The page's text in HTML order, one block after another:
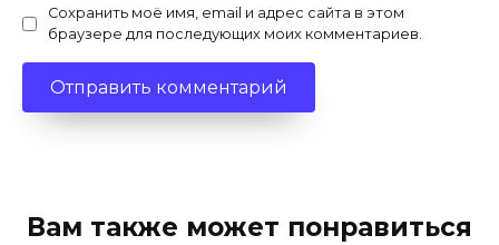
Сохранить моё имя, email и адрес сайта в этом
браузере для последующих моих комментариев.
Вам также может понравиться